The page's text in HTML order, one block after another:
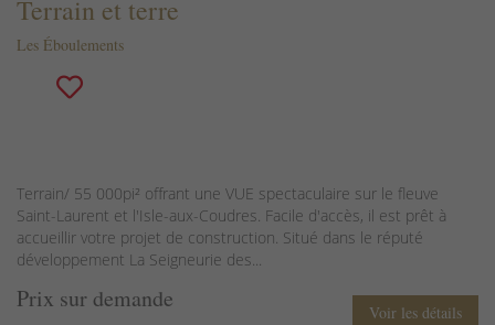
Terrain et terre
Les Éboulements
Terrain/ 55 000pi² offrant une VUE spectaculaire sur le fleuve
Saint-Laurent et l'Isle-aux-Coudres. Facile d'accès, il est prêt à
accueillir votre projet de construction. Situé dans le réputé
développement La Seigneurie des...
Prix sur demande Voir les détails